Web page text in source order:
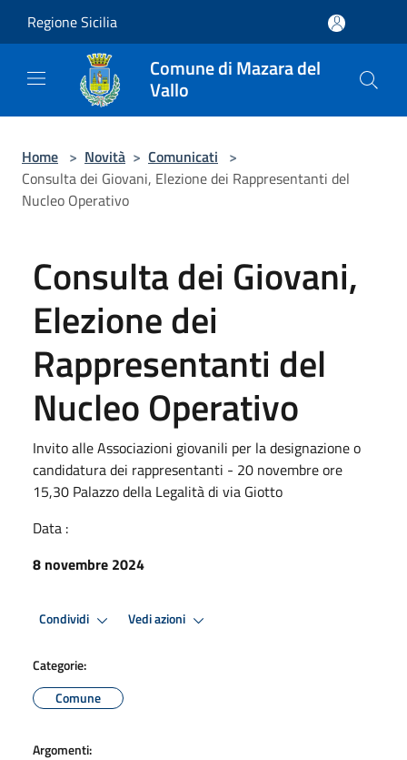
Regione Sicilia
Comune di Mazara del
Vallo
Home > Novità > Comunicati >
Consulta dei Giovani, Elezione dei Rappresentanti del
Nucleo Operativo
Consulta dei Giovani,
Elezione dei
Rappresentanti del
Nucleo Operativo
Invito alle Associazioni giovanili per la designazione o
candidatura dei rappresentanti - 20 novembre ore
15,30 Palazzo della Legalità di via Giotto
Data :
8 novembre 2024
Condividi Vedi azioni
Categorie:
Comune
Argomenti: